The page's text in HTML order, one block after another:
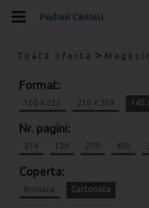
Toata oferta > Magazin
Format:
165 x 235 210 x 210 145
Nr. pagini:
274 120 270 400
Coperta:
Brosata Cartonata